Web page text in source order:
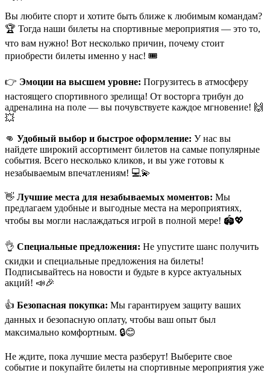
Вы любите спорт и хотите быть ближе к любимым командам?
🏆 Тогда наши билеты на спортивные мероприятия — это то,
что вам нужно! Вот несколько причин, почему стоит
приобрести билеты именно у нас! 🎟
👉 Эмоции на высшем уровне: Погрузитесь в атмосферу
настоящего спортивного зрелища! От восторга трибун до
адреналина на поле — вы почувствуете каждое мгновение! 🙌
💥
👊 Удобный выбор и быстрое оформление: У нас вы
найдете широкий ассортимент билетов на самые популярные
события. Всего несколько кликов, и вы уже готовы к
незабываемым впечатлениям! 💻💫
👋 Лучшие места для незабываемых моментов: Мы
предлагаем удобные и выгодные места на мероприятиях,
чтобы вы могли наслаждаться игрой в полной мере! 🏟💖
👌 Специальные предложения: Не упустите шанс получить
скидки и специальные предложения на билеты!
Подписывайтесь на новости и будьте в курсе актуальных
акций! 📣🎉
👍 Безопасная покупка: Мы гарантируем защиту ваших
данных и безопасную оплату, чтобы ваш опыт был
максимально комфортным. 🔒😊
Не ждите, пока лучшие места разберут! Выберите свое
событие и покупайте билеты на спортивные мероприятия уже